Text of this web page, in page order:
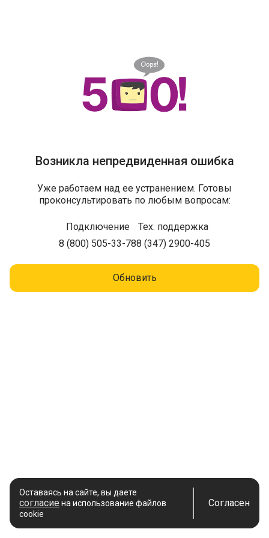
Возникла непредвиденная ошибка
Уже работаем над ее устранением. Готовы
проконсультировать по любым вопросам:
Подключение
8 (800) 505-33-78
Тех. поддержка
8 (347) 2900-405
Обновить
Оставаясь на сайте, вы даете
согласие на использование файлов
cookie
Согласен